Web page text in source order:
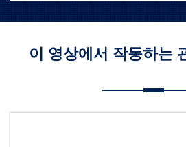
이 영상에서 작동하는